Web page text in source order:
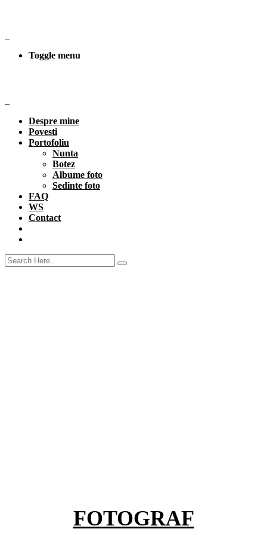
Toggle menu
Despre mine
Povesti
Portofoliu
Nunta
Botez
Albume foto
Sedinte foto
FAQ
WS
Contact
FOTOGRAF